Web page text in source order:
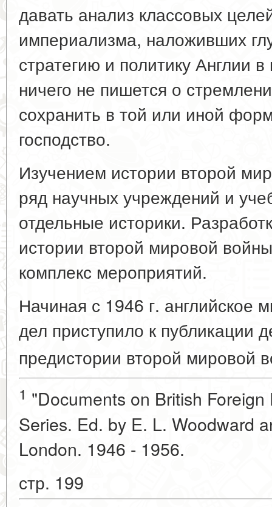
давать анализ классовых
империализма, наложивших
стратегию и политику Англии
ничего не пишется о
сохранить в той или иной
господство.
Изучением истории второй
ряд научных учреждений и
отдельные историки.
истории второй мировой
комплекс мероприятий.
Начиная с 1946 г. английское
дел приступило к публикации
предистории второй мировой
1 "Documents on British
Series. Ed. by E. L. Woodward
London. 1946 - 1956.
стр. 199